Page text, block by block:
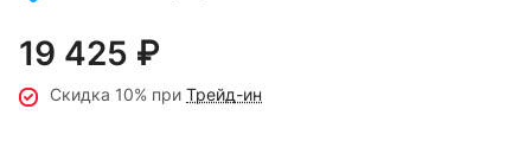
19 425 ₽
Скидка 10% при Трейд-ин